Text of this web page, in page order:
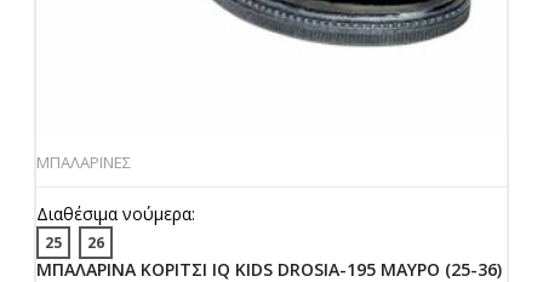
ΜΠΑΛΑΡΙΝΕΣ
Διαθέσιμα νούμερα:
25 26
ΜΠΑΛΑΡΙΝΑ ΚΟΡΙΤΣΙ IQ KIDS DROSIA-195 ΜΑΥΡΟ (25-36)